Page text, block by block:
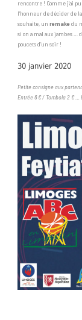
rencontre ! Comme j’ai
l’honneur de décider de
souhaite, un remakedu
si on a mal aux jambes …
poucets d’un soir !
30 janvier 2020
Petite consigne aux
Entrée 6 € / Tombola 2 € …